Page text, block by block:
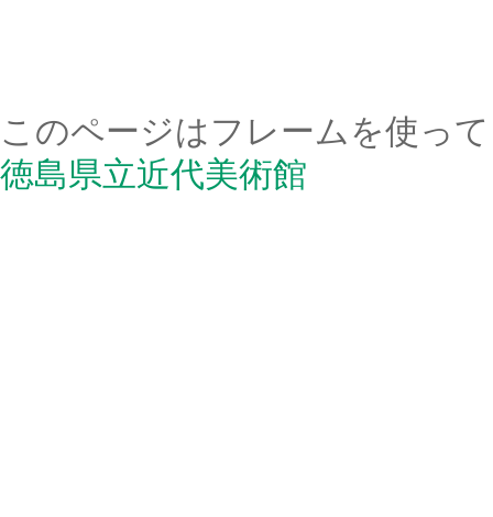
このページはフレームを使
徳島県立近代美術館